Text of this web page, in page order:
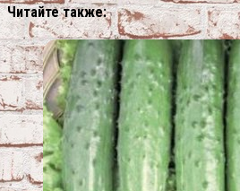
Читайте также: